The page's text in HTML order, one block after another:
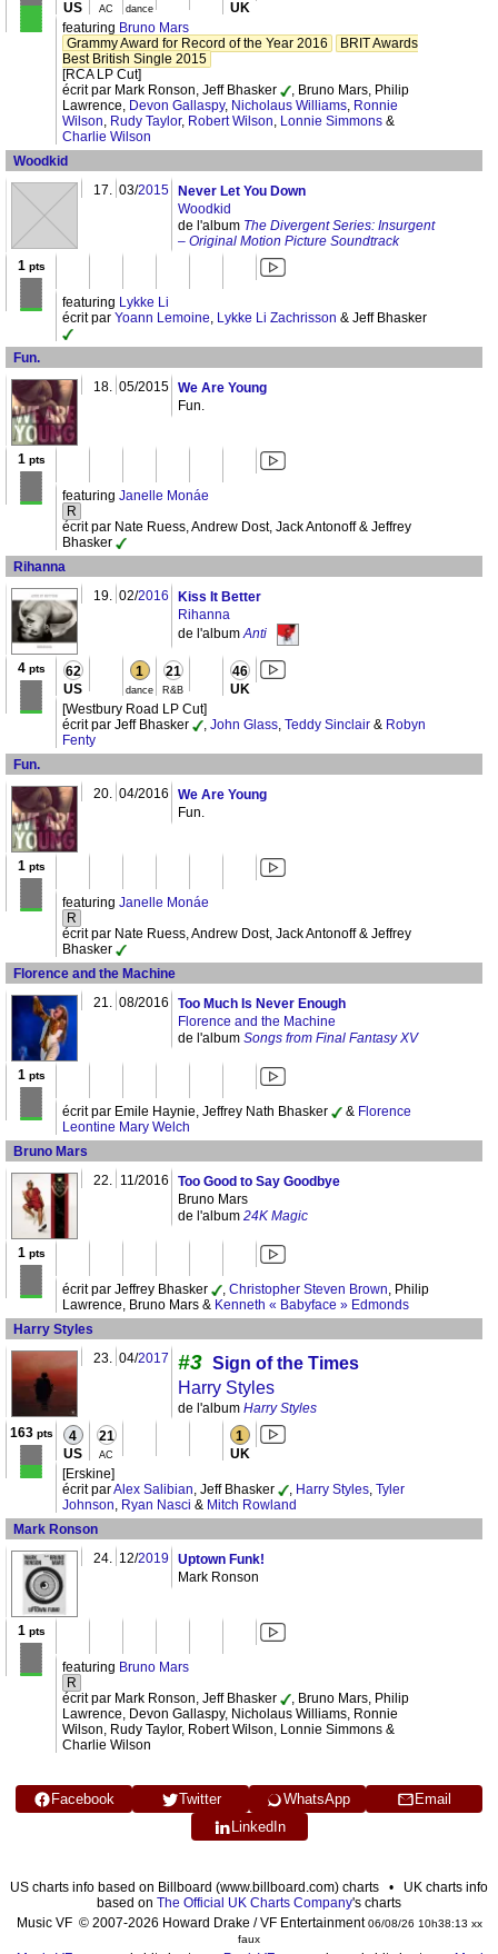
US AC dance UK
featuring Bruno Mars
Grammy Award for Record of the Year 2016
BRIT Awards
Best British Single 2015
[RCA LP Cut]
écrit par Mark Ronson, Jeff Bhasker
, Bruno Mars, Philip
Lawrence, Devon Gallaspy, Nicholaus Williams, Ronnie
Wilson, Rudy Taylor, Robert Wilson, Lonnie Simmons &
Charlie Wilson
Woodkid
17. 03/2015
Never Let You Down
Woodkid
de l'album The Divergent Series: Insurgent
– Original Motion Picture Soundtrack
1 pts
featuring Lykke Li
écrit par Yoann Lemoine, Lykke Li Zachrisson & Jeff Bhasker
Fun.
18. 05/2015 We Are Young
Fun.
1 pts
featuring Janelle Monáe
R
écrit par Nate Ruess, Andrew Dost, Jack Antonoff & Jeffrey
Bhasker
Rihanna
19. 02/2016
Kiss It Better
Rihanna
de l'albumAnti
4pts 62
US
1
dance
21
R&B
46
UK
[Westbury Road LP Cut]
écrit par Jeff Bhasker
, John Glass, Teddy Sinclair & Robyn
Fenty
Fun.
20. 04/2016
We Are Young
Fun.
1 pts
featuring Janelle Monáe
R
écrit par Nate Ruess, Andrew Dost, Jack Antonoff & Jeffrey
Bhasker
Florence and the Machine
21. 08/2016
Too Much Is Never Enough
Florence and the Machine
de l'album Songs from Final Fantasy XV
1 pts
écrit par Emile Haynie, Jeffrey Nath Bhasker & Florence
Leontine Mary Welch
Bruno Mars
22. 11/2016
Too Good to Say Goodbye
Bruno Mars
de l'album 24K Magic
1 pts
écrit par Jeffrey Bhasker , Christopher Steven Brown, Philip
Lawrence, Bruno Mars & Kenneth « Babyface » Edmonds
Harry Styles
23. 04/2017 #3 Sign of the Times
Harry Styles
de l'album Harry Styles
163pts 4
US
21
AC
1
UK
[Erskine]
écrit parAlex Salibian, Jeff Bhasker , Harry Styles, Tyler
Johnson, Ryan Nasci & Mitch Rowland
Mark Ronson
24. 12/2019
Uptown Funk!
Mark Ronson
1 pts
featuring Bruno Mars
R
écrit par Mark Ronson, Jeff Bhasker
, Bruno Mars, Philip
Lawrence, Devon Gallaspy, Nicholaus Williams, Ronnie
Wilson, Rudy Taylor, Robert Wilson, Lonnie Simmons &
Charlie Wilson
Facebook Twitter WhatsApp
Email
LinkedIn
US charts info based on Billboard (www.billboard.com) charts • UK charts info
based on The Official UK Charts Company's charts
Music VF © 2007-2026 Howard Drake / VF Entertainment06/08/26 10h38:13 xx
faux